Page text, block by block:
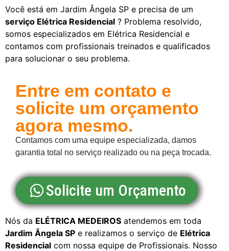
Você está em Jardim Ângela SP e precisa de um
serviço Elétrica Residencial ? Problema resolvido,
somos especializados em Elétrica Residencial e
contamos com profissionais treinados e qualificados
para solucionar o seu problema.
Entre em contato e
solicite um orçamento
agora mesmo.
Contamos com uma equipe especializada, damos
garantia total no serviço realizado ou na peça trocada.
Solicite um Orçamento
Nós da ELÉTRICA MEDEIROS atendemos em toda
Jardim Ângela SP e realizamos o serviço de Elétrica
Residencial com nossa equipe de Profissionais. Nosso